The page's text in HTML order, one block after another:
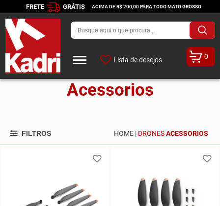
FRETE GRÁTIS ACIMA DE R$ 200,00 PARA TODO MATO GROSSO
Lista de desejos 0
Acessorios
FILTROS HOME | DRONESACESSORIOS